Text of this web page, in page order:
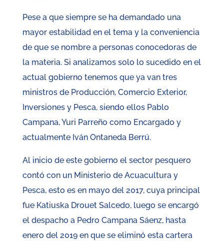
Pese a que siempre se ha demandado una
mayor estabilidad en el tema y la conveniencia
de que se nombre a personas conocedoras de
la materia. Si analizamos solo lo sucedido en el
actual gobierno tenemos que ya van tres
ministros de Producción, Comercio Exterior,
Inversiones y Pesca, siendo ellos Pablo
Campana, Yuri Parreño como Encargado y
actualmente Iván Ontaneda Berrú.
Al inicio de este gobierno el sector pesquero
contó con un Ministerio de Acuacultura y
Pesca, esto es en mayo del 2017, cuya principal
fue Katiuska Drouet Salcedo, luego se encargó
el despacho a Pedro Campana Sáenz, hasta
enero del 2019 en que se eliminó esta cartera